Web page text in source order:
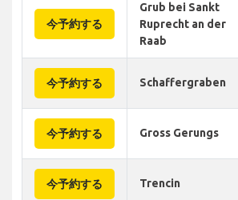
今予約する
Grub bei Sankt
Ruprecht an der
Raab
今予約する Schaffergraben
今予約する Gross Gerungs
今予約する Trencin